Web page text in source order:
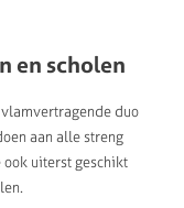
en scholen
duo
aan alle streng
uiterst geschikt